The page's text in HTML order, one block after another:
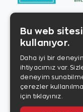
Bu web
kullanıyor.
Daha iyi bir
ihtiyacımız var.
deneyim
çerezler
için tıklayınız.